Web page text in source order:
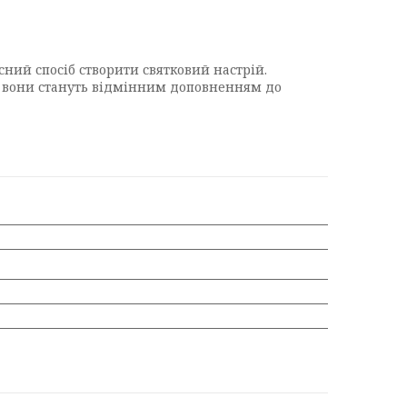
спосіб створити святковий настрій.
вони стануть відмінним доповненням до